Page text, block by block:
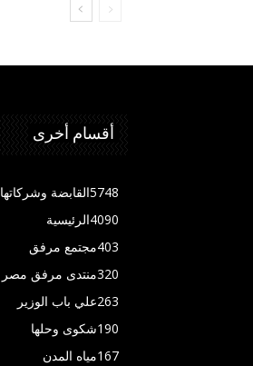
أقسام أخرى
القابضة وشركاتها5748
الرئيسية4090
مجتمع مرفق403
منتدى مرفق مصر320
علي باب الوزير263
شكوى وحلها190
مياه المدن167